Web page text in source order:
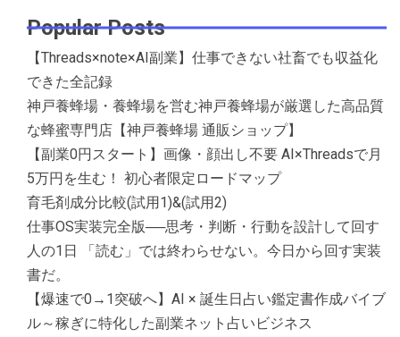
Popular Posts
【Threads×note×AI副業】仕事できない社畜でも収益化
できた全記録
神戸養蜂場・養蜂場を営む神戸養蜂場が厳選した高品質
な蜂蜜専門店【神戸養蜂場 通販ショップ】
【副業0円スタート】画像・顔出し不要 AI×Threadsで月
5万円を生む！ 初心者限定ロードマップ
育毛剤成分比較(試用1)&(試用2)
仕事OS実装完全版──思考・判断・行動を設計して回す
人の1日 「読む」では終わらせない。今日から回す実装
書だ。
【爆速で0→1突破へ】AI × 誕生日占い鑑定書作成バイブ
ル～稼ぎに特化した副業ネット占いビジネス